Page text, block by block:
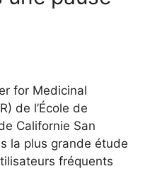
for Medicinal
de l’École de
Californie San
la plus grande étude
fréquents